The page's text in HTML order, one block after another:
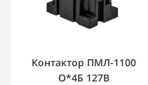
Контактор ПМЛ-1100
О*4Б 127В